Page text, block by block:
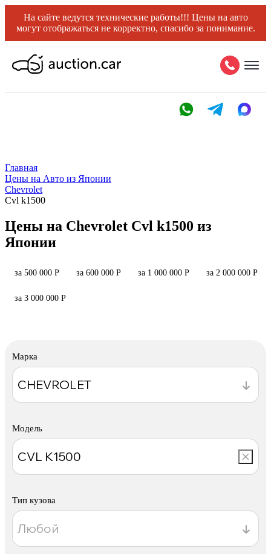
На сайте ведутся технические работы!!! Цены на авто
могут отображаться не корректно, спасибо за понимание.
Главная
Цены на Авто из Японии
Chevrolet
Cvl k1500
Цены на Chevrolet Cvl k1500 из
Японии
за 500 000 Р за 600 000 Р за 1 000 000 Р за 2 000 000 Р
за 3 000 000 Р
Марка
Модель
Тип кузова